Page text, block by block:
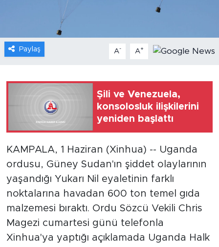
Paylaş A- A+
Şili ve Venezuela,
konsolosluk ilişkilerini
yeniden başlattı
KAMPALA, 1 Haziran (Xinhua) -- Uganda
ordusu, Güney Sudan'ın şiddet olaylarının
yaşandığı Yukarı Nil eyaletinin farklı
noktalarına havadan 600 ton temel gıda
malzemesi bıraktı. Ordu Sözcü Vekili Chris
Magezi cumartesi günü telefonla
Xinhua'ya yaptığı açıklamada Uganda Halk
Foto Haber
Xinhua
Seyahat